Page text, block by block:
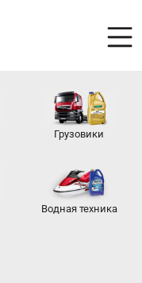
Грузовики
Водная техника